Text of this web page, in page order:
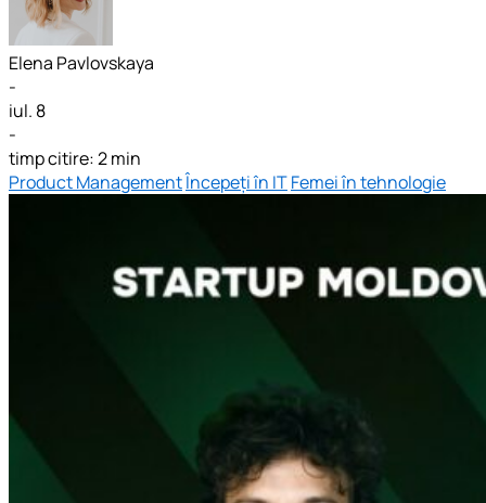
Elena Pavlovskaya
-
iul. 8
-
timp citire: 2 min
Product ManagementÎncepeți în ITFemei în tehnologie